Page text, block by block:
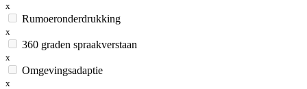
x
Rumoeronderdrukking
x
360 graden spraakverstaan
x
Omgevingsadaptie
x